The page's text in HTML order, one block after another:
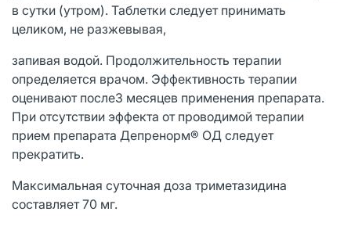
в сутки (утром). Таблетки следует принимать
целиком, не разжевывая,
запивая водой. Продолжительность терапии
определяется врачом. Эффективность терапии
оценивают после3 месяцев применения препарата.
При отсутствии эффекта от проводимой терапии
прием препарата Депренорм® ОД следует
прекратить.
Максимальная суточная доза триметазидина
составляет 70 мг.